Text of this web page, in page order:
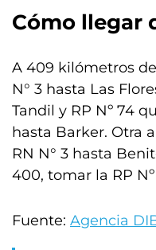
Cómo llegar
A 409 kilómetros
N° 3 hasta Las
Tandil y RP Nº 74
hasta Barker. Otra
RN N° 3 hasta
400, tomar la RP
Fuente: Agencia